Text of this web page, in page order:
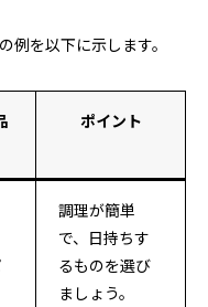
例を以下に示します。
ポイント
調理が簡単
で、日持ちす
るものを選び
ましょう。